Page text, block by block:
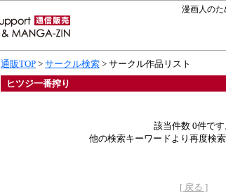
漫画人のた
通販TOP > サークル検索 > サークル作品リスト
ヒツジ一番搾り
該当件数 0件です
他の検索キーワードより再度検索
[ 戻る ]